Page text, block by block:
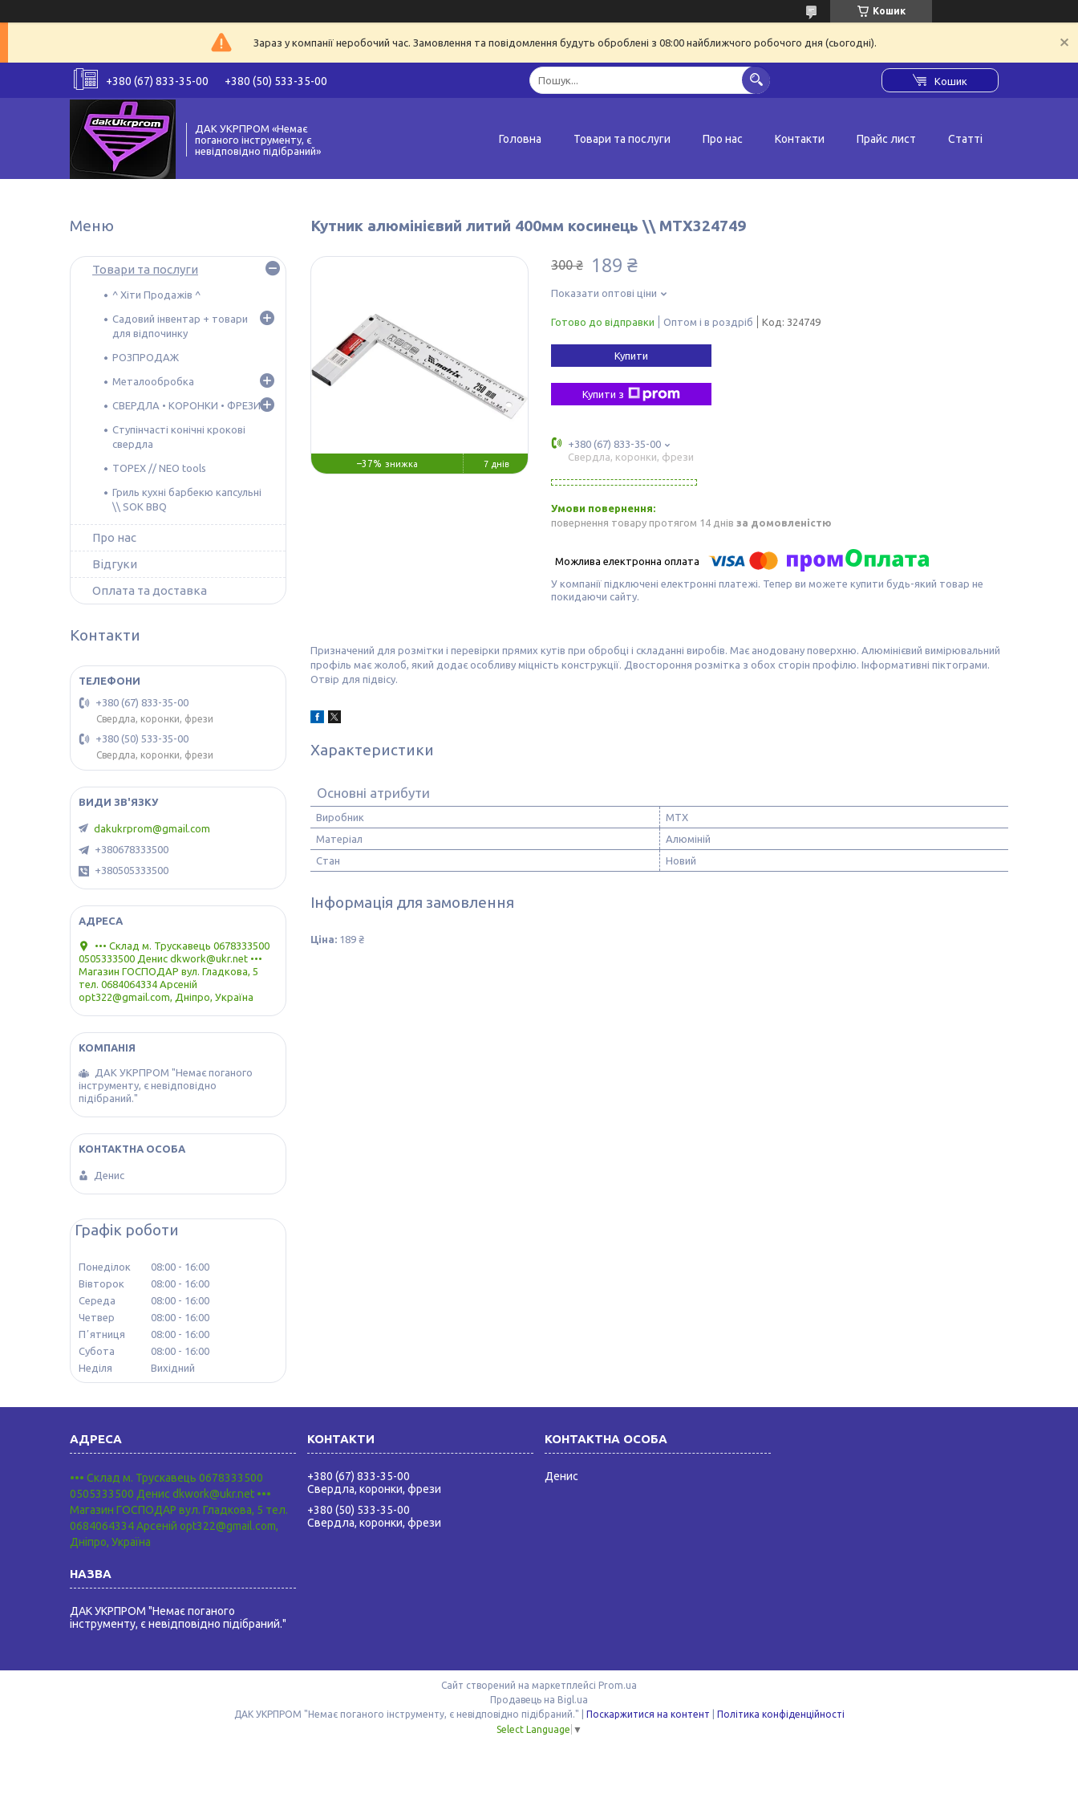
Кошик
Зараз у компанії неробочий час. Замовлення та повідомлення будуть оброблені з 08:00 найближчого робочого дня (сьогодні).
+380 (67) 833-35-00 +380 (50) 533-35-00 Кошик
ДАК УКРПРОМ «Немає
поганого інструменту, є
невідповідно підібраний»
Головна Товари та послуги Про нас Контакти Прайс лист Статті
Кутник алюмінієвий литий 400мм косинець \\ MTX324749
–37% 7 днів
300 ₴ 189 ₴
Показати оптові ціни
Готово до відправки Оптом і в роздріб Код: 324749
Купити
Купити з
+380 (67) 833-35-00
Свердла, коронки, фрези
повернення товару протягом 14 днів за домовленістю
У компанії підключені електронні платежі. Тепер ви можете купити будь-який товар не
покидаючи сайту.
Призначений для розмітки і перевірки прямих кутів при обробці і складанні виробів. Має анодовану поверхню. Алюмінієвий вимірювальний
профіль має жолоб, який додає особливу міцність конструкції. Двостороння розмітка з обох сторін профілю. Інформативні піктограми.
Отвір для підвісу.
Характеристики
Основні атрибути
Виробник
MTX
Матеріал
Алюміній
Стан
Новий
Інформація для замовлення
Ціна: 189 ₴
Товари та послуги
^ Хіти Продажів ^
Садовий інвентар + товари
для відпочинку
РОЗПРОДАЖ
Металообробка
СВЕРДЛА • КОРОНКИ • ФРЕЗИ
Ступінчасті конічні крокові
свердла
TOPEX // NEO tools
Гриль кухні барбекю капсульні
\\ SOK BBQ
Про нас
Відгуки
Оплата та доставка
Контакти
+380 (67) 833-35-00
Свердла, коронки, фрези
+380 (50) 533-35-00
Свердла, коронки, фрези
dakukrprom@gmail.com
+380678333500
+380505333500
••• Склад м. Трускавець 0678333500
0505333500 Денис dkwork@ukr.net •••
Магазин ГОСПОДАР вул. Гладкова, 5
тел. 0684064334 Арсеній
opt322@gmail.com, Дніпро, Україна
ДАК УКРПРОМ "Немає поганого
інструменту, є невідповідно
підібраний."
Денис
Графік роботи
Понеділок 08:00
16:00
Вівторок
08:00
16:00
Середа
08:00
16:00
Четвер
08:00
16:00
Пʼятниця
08:00
16:00
Субота
08:00
16:00
Неділя
Вихідний
••• Склад м. Трускавець 0678333500
0505333500 Денис dkwork@ukr.net •••
Магазин ГОСПОДАР вул. Гладкова, 5 тел.
0684064334 Арсеній opt322@gmail.com,
Дніпро, Україна
ДАК УКРПРОМ "Немає поганого
інструменту, є невідповідно підібраний."
+380 (67) 833-35-00
Свердла, коронки, фрези
+380 (50) 533-35-00
Свердла, коронки, фрези
Денис
Сайт створений на маркетплейсі Prom.ua
Продавець на Bigl.ua
Поскаржитися на контент
Політика конфіденційності
Select Language ▼